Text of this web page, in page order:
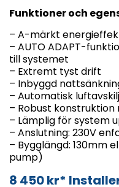
Funktioner och
– A-märkt
– AUTO ADAPT-
till systemet
– Extremt tyst drift
– Inbyggd
– Automatisk
– Robust
– Lämplig för system
– Anslutning: 230V
– Bygglängd: 130mm
pump)
8 450 kr*